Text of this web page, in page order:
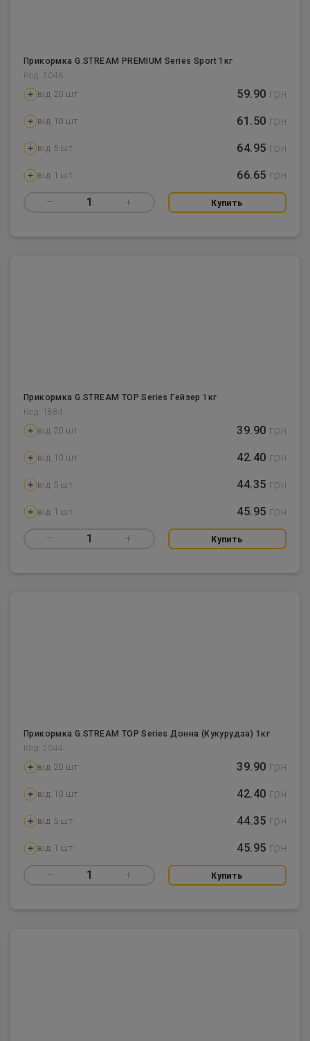
Прикормка G.STREAM PREMIUM Series Sport 1кг
Код: 5046
від 20 шт 59.90 грн
від 10 шт 61.50 грн
від 5 шт 64.95 грн
від 1 шт 66.65 грн
– 1 + Купить
Прикормка G.STREAM TOP Series Гейзер 1кг
Код: 1884
від 20 шт 39.90 грн
від 10 шт 42.40 грн
від 5 шт 44.35 грн
від 1 шт 45.95 грн
– 1 + Купить
Прикормка G.STREAM TOP Series Донна (Кукурудза) 1кг
Код: 2044
від 20 шт 39.90 грн
від 10 шт 42.40 грн
від 5 шт 44.35 грн
від 1 шт 45.95 грн
– 1 + Купить